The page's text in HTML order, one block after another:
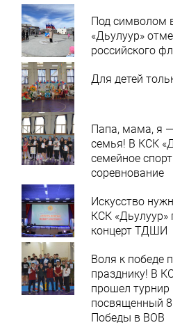
Под символом
«Дьулуур»
российского
Для детей
Папа, мама, я
семья! В КСК
семейное
соревнование
Искусство
КСК
концерт ТДШИ
Воля к победе
празднику! В
прошел турнир
посвященный
Победы в ВОВ